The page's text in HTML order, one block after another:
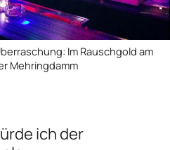
Im Rauschgold am
Mehringdamm
ich der